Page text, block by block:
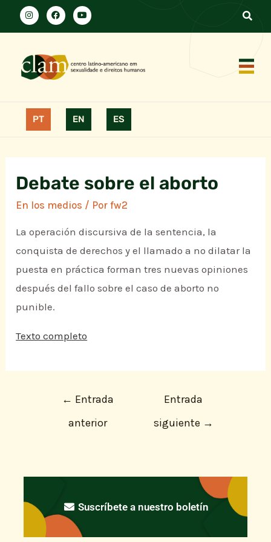
PT EN ES
Debate sobre el aborto
En los medios / Porfw2
La operación discursiva de la sentencia, la
conquista de derechos y el llamado a no dilatar la
puesta en práctica forman tres nuevas opiniones
después del fallo sobre el caso de aborto no
punible.
Texto completo
← Entrada
anterior
Entrada
siguiente →
Suscríbete a nuestro boletín